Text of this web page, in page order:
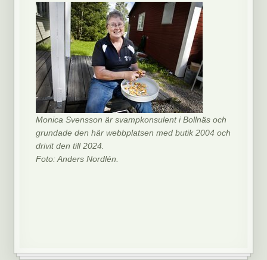
Monica Svensson är svampkonsulent i Bollnäs och
grundade den här webbplatsen med butik 2004 och
drivit den till 2024.
Foto: Anders Nordlén.